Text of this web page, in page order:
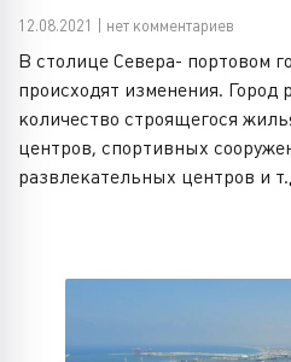
12.08.2021 | нет комментариев
В столице Севера- портовом
происходят изменения. Город
количество строящегося
центров, спортивных
развлекательных центров и